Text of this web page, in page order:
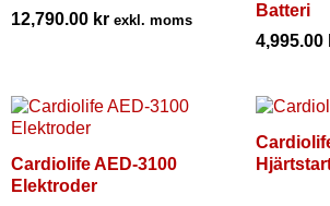
12,790.00 kr exkl. moms
Batteri
4,995.00
Cardiolife AED-3100
Elektroder